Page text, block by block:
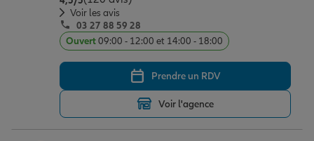
Assurance emprunteur
Prévoyance et dépendance
Assurance animal de compagnie
Protection de la famille
Protection juridique
Épargne & retraite
Plan épargne retraite
Vos projets
Voir les avis
03 27 88 59 28
Ouvert09:00 - 12:00 et 14:00 - 18:00
Prendre un RDV
Voir l'agence